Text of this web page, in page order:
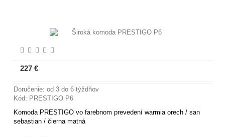
227 €
Doručenie: od 3 do 6 týždňov
Kód: PRESTIGO P6
Komoda PRESTIGO vo farebnom prevedení warmia orech / san
sebastian / čierna matná